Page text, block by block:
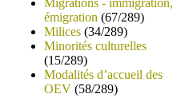
Migrations - immigration,
émigration (67/289)
Milices (34/289)
Minorités culturelles
(15/289)
Modalités d’accueil des
OEV (58/289)